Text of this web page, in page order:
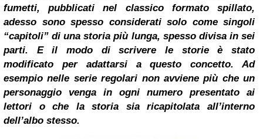
fumetti, pubblicati nel classico formato spillato,
adesso sono spesso considerati solo come singoli
“capitoli” di una storia più lunga, spesso divisa in sei
parti. E il modo di scrivere le storie è stato
modificato per adattarsi a questo concetto. Ad
esempio nelle serie regolari non avviene più che un
personaggio venga in ogni numero presentato ai
lettori o che la storia sia ricapitolata all’interno
dell’albo stesso.